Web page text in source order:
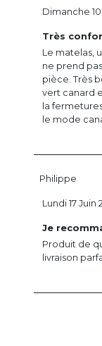
Très
Le matelas,
ne prend
pièce. Très
vert canard
la
le mode
Dimanche
Philippe
Je
Produit de
livraison
Lundi 17 Juin